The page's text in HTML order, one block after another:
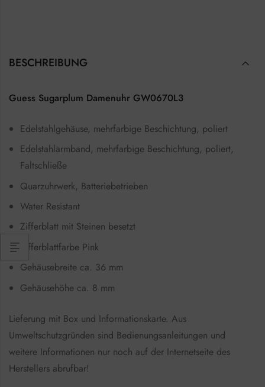
BESCHREIBUNG
Guess Sugarplum Damenuhr GW0670L3
Edelstahlgehäuse, mehrfarbige Beschichtung, poliert
Edelstahlarmband, mehrfarbige Beschichtung, poliert,
Faltschließe
Quarzuhrwerk, Batteriebetrieben
Water Resistant
Zifferblatt mit Steinen besetzt
Zifferblattfarbe Pink
Gehäusebreite ca. 36 mm
Gehäusehöhe ca. 8 mm
Lieferung mit Box und Informationskarte. Aus
Umweltschutzgründen sind Bedienungsanleitungen und
weitere Informationen nur noch auf der Internetseite des
Herstellers abrufbar!